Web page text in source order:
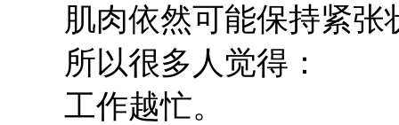
肌肉依然可能保持紧张
所以很多人觉得：
工作越忙。